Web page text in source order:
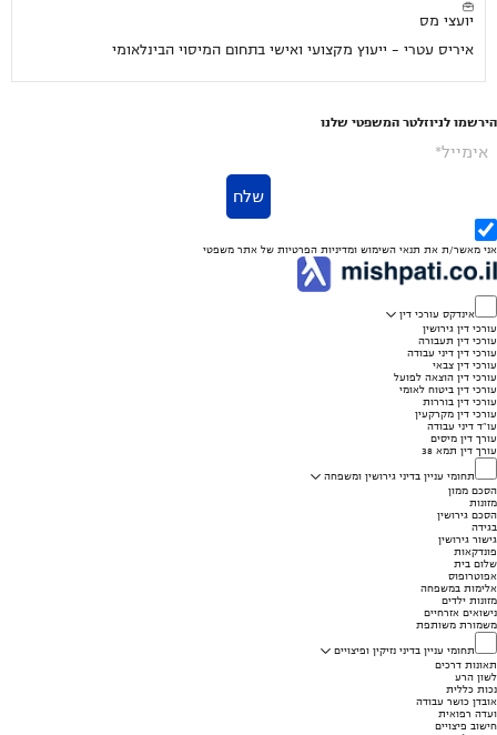
יועצי מס
איריס עטרי - ייעוץ מקצועי ואישי בתחום המיסוי הבינלאומי
הירשמו לניוזלטר המשפטי שלנו
אימייל*
שלח
אני מאשר/ת את תנאי השימוש ומדיניות הפרטיות של אתר משפטי
אינדקס עורכי דין
עורכי דין גירושין
עורכי דין תעבורה
עורכי דין דיני עבודה
עורכי דין צבאי
עורכי דין הוצאה לפועל
עורכי דין ביטוח לאומי
עורכי דין בוררות
עורכי דין מקרקעין
עו"ד דיני עבודה
עורך דין מיסים
עורך דין תמא 38
תחומי עניין בדיני גירושין ומשפחה
הסכם ממון
מזונות
הסכם גירושין
בגידה
גישור גירושין
פונדקאות
שלום בית
אפוטרופוס
אלימות במשפחה
מזונות ילדים
נישואים אזרחיים
משמורת משותפת
תחומי עניין בדיני נזיקין ופיצויים
תאונות דרכים
לשון הרע
נכות כללית
אובדן כושר עבודה
ועדה רפואית
חישוב פיצויים